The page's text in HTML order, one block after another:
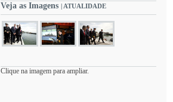
Veja as Imagens | ATUALIDADE
Clique na imagem para ampliar.